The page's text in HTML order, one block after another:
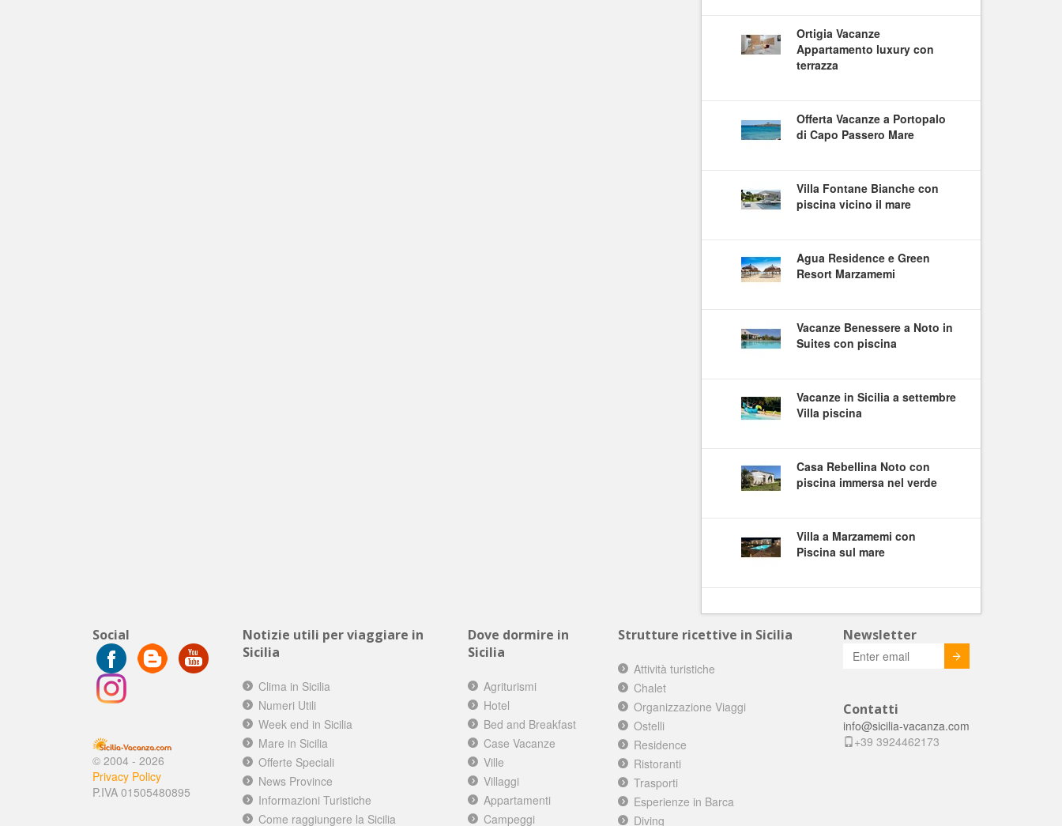
Ortigia Vacanze
Appartamento luxury con
terrazza
Offerta Vacanze a Portopalo
di Capo Passero Mare
Villa Fontane Bianche con
piscina vicino il mare
Agua Residence e Green
Resort Marzamemi
Vacanze Benessere a Noto in
Suites con piscina
Vacanze in Sicilia a settembre
Villa piscina
Casa Rebellina Noto con
piscina immersa nel verde
Villa a Marzamemi con
Piscina sul mare
Social
© 2004 - 2026
Privacy Policy
P.IVA 01505480895
Notizie utili per viaggiare in
Sicilia
Clima in Sicilia
Numeri Utili
Week end in Sicilia
Mare in Sicilia
Offerte Speciali
News Province
Informazioni Turistiche
Come raggiungere la Sicilia
Dove dormire in
Sicilia
Agriturismi
Hotel
Bed and Breakfast
Case Vacanze
Ville
Villaggi
Appartamenti
Campeggi
Strutture ricettive in Sicilia
Attività turistiche
Chalet
Organizzazione Viaggi
Ostelli
Residence
Ristoranti
Trasporti
Esperienze in Barca
Diving
Newsletter
Invia
Contatti
info@sicilia-vacanza.com
+39 3924462173